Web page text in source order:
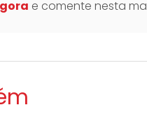
e comente nesta